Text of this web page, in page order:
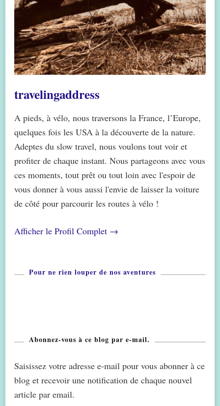
travelingaddress
A pieds, à vélo, nous traversons la France, l’Europe,
quelques fois les USA à la découverte de la nature.
Adeptes du slow travel, nous voulons tout voir et
profiter de chaque instant. Nous partageons avec vous
ces moments, tout prêt ou tout loin avec l'espoir de
vous donner à vous aussi l'envie de laisser la voiture
de côté pour parcourir les routes à vélo !
Afficher le Profil Complet →
Pour ne rien louper de nos aventures
Abonnez-vous à ce blog par e-mail.
Saisissez votre adresse e-mail pour vous abonner à ce
blog et recevoir une notification de chaque nouvel
article par email.